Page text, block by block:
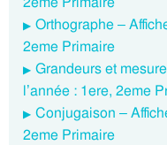
Orthographe –
2eme Primaire
Grandeurs et
l’année : 1ere, 2eme
Conjugaison –
2eme Primaire